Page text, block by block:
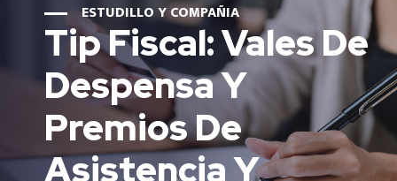
ESTUDILLO Y COMPAÑIA
Tip Fiscal: Vales De
Despensa Y
Premios De
Asistencia Y